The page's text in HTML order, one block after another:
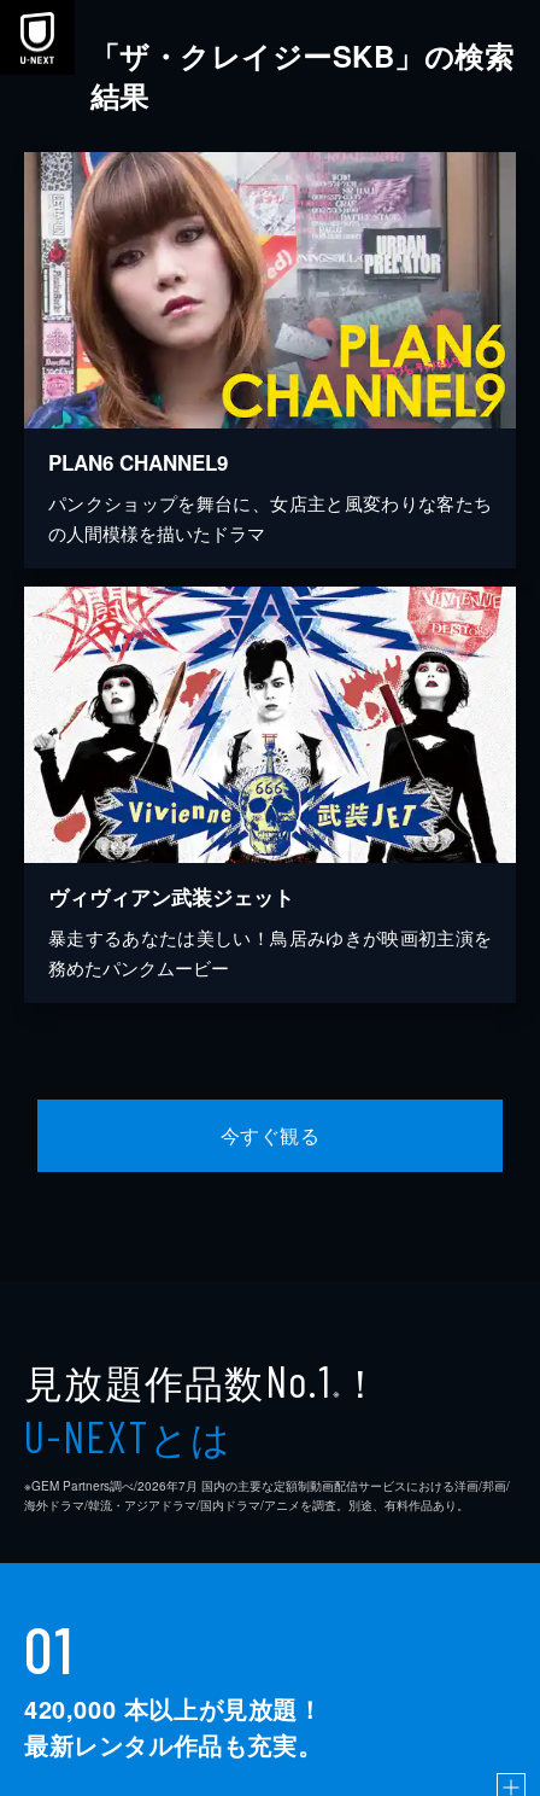
本文へスキップ
「ザ・クレイジーSKB」の検索
結果
PLAN6 CHANNEL9
パンクショップを舞台に、女店主と風変わりな客たち
の人間模様を描いたドラマ
ヴィヴィアン武装ジェット
暴走するあなたは美しい！鳥居みゆきが映画初主演を
務めたパンクムービー
今すぐ観る
見放題作品数No.1 ※ ！
U-NEXTとは
※GEM Partners調べ/2026年7⽉ 国内の主要な定額制動画配信サービスにおける洋画/邦画/
海外ドラマ/韓流・アジアドラマ/国内ドラマ/アニメを調査。別途、有料作品あり。
01
420,000 本以上が見放題！
最新レンタル作品も充実。